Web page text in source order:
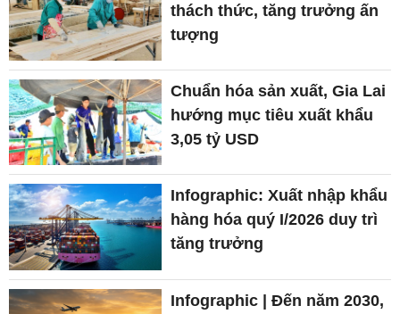
thách thức, tăng trưởng ấn
tượng
Chuẩn hóa sản xuất, Gia Lai
hướng mục tiêu xuất khẩu
3,05 tỷ USD
Infographic: Xuất nhập khẩu
hàng hóa quý I/2026 duy trì
tăng trưởng
Infographic | Đến năm 2030,